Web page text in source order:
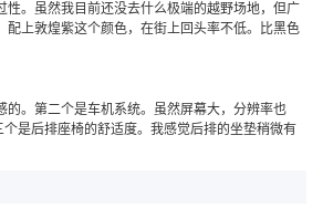
。虽然我目前还没去什么极端的越野场地，但广
上敦煌紫这个颜色，在街上回头率不低。比黑色
。第二个是车机系统。虽然屏幕大，分辨率也
是后排座椅的舒适度。我感觉后排的坐垫稍微有